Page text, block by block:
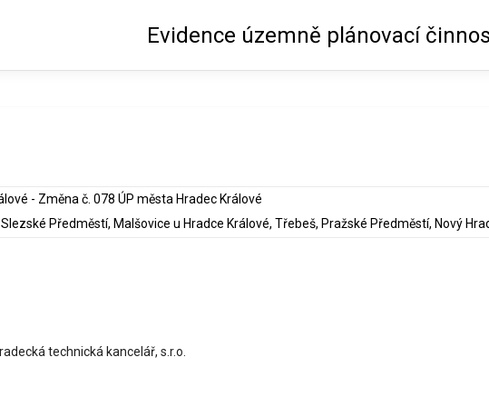
Evidence územně plánovací
- Změna č. 078 ÚP města Hradec Králové
technická kancelář, s.r.o.